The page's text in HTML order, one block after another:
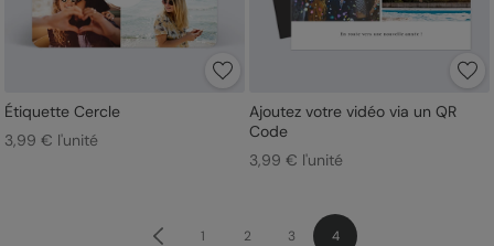
Étiquette Cercle
3,99 € l'unité
Ajoutez votre vidéo via un QR
Code
3,99 € l'unité
1 2 3 4